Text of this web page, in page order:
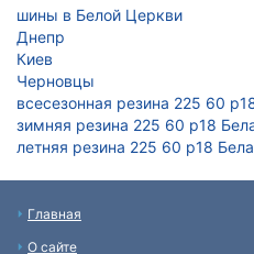
шины в Белой Церкви
Днепр
Киев
Черновцы
всесезонная резина 225 60
зимняя резина 225 60 р18
летняя резина 225 60 р18
Главная
О сайте